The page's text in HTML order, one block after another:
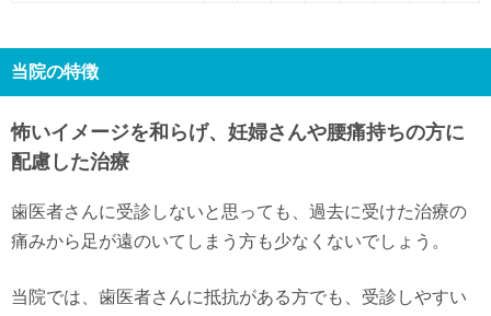
当院の特徴
怖いイメージを和らげ、妊婦さんや腰痛持ちの方に
配慮した治療
歯医者さんに受診しないと思っても、過去に受けた治療の
痛みから足が遠のいてしまう方も少なくないでしょう。
当院では、歯医者さんに抵抗がある方でも、受診しやすい